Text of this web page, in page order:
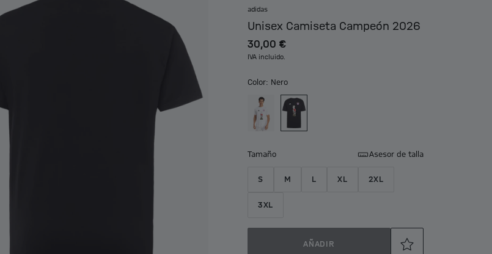
adidas
Unisex Camiseta Campeón 2026
30,00 €
IVA incluido.
Color: Nero
Tamaño Asesor de talla
S M L XL 2XL
3XL
AÑADIR